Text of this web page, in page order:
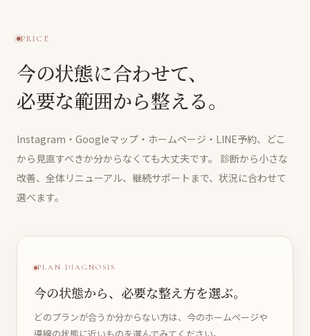
PRICE
今の状態に合わせて、
必要な範囲から整える。
Instagram・Googleマップ・ホームページ・LINE予約、どこ
から見直すべきか分からなくても大丈夫です。
診断から小さな
改善、全体リニューアル、継続サポートまで、状況に合わせて
選べます。
PLAN DIAGNOSIS
今の状態から、必要な整え方を選ぶ。
どのプランが合うか分からない方は、今のホームページや